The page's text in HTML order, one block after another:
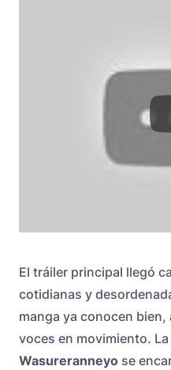
El tráiler principal llegó
cotidianas y
manga ya conocen
voces en movimiento.
Wasureranneyo se